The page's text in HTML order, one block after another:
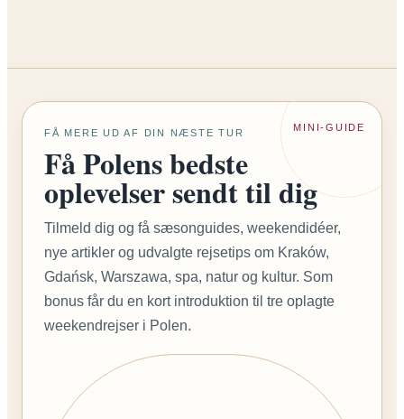
MINI-GUIDE
FÅ MERE UD AF DIN NÆSTE TUR
Få Polens bedste
oplevelser sendt til dig
Tilmeld dig og få sæsonguides, weekendidéer,
nye artikler og udvalgte rejsetips om Kraków,
Gdańsk, Warszawa, spa, natur og kultur. Som
bonus får du en kort introduktion til tre oplagte
weekendrejser i Polen.